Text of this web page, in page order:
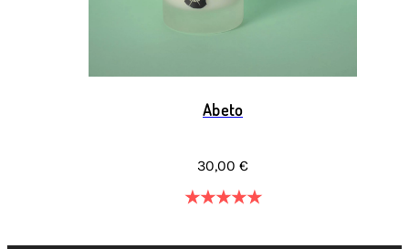
Abeto
30,00 €
★★★★★